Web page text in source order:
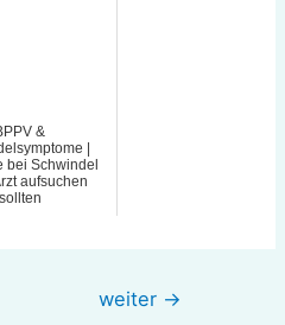
&
|
bei Schwindel
aufsuchen
sollten
weiter →